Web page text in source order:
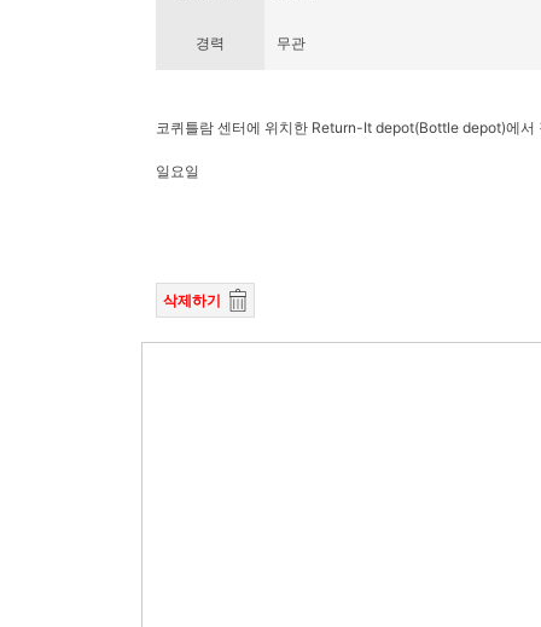
경력 무관
코퀴틀람 센터에 위치한 Return-It depot(Bottle depot)에서
일요일
삭제하기